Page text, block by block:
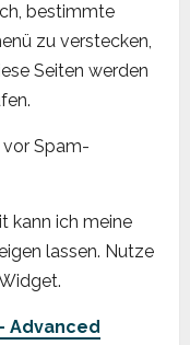
bestimmte
zu verstecken,
Seiten werden
Spam-
kann ich meine
lassen. Nutze
Advanced